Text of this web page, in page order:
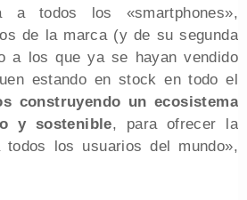
a todos los «smartphones»,
de la marca (y de su segunda
a los que ya se hayan vendido
estando en stock en todo el
construyendo un ecosistema
y sostenible, para ofrecer la
todos los usuarios del mundo»,